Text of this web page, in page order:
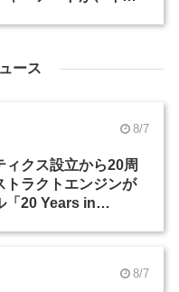
ース
8/7
ィクス設立から20周
トラクトエンジンが
「20 Years in
8/7